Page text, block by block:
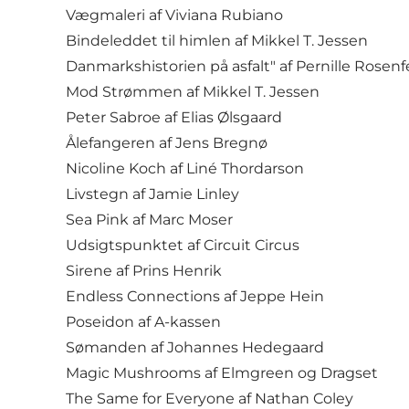
Vægmaleri af Viviana Rubiano
Bindeleddet til himlen af Mikkel T. Jessen
Danmarkshistorien på asfalt" af Pernille
Mod Strømmen af Mikkel T. Jessen
Peter Sabroe af Elias Ølsgaard
Ålefangeren af Jens Bregnø
Nicoline Koch af Liné Thordarson
Livstegn af Jamie Linley
Sea Pink af Marc Moser
Udsigtspunktet af Circuit Circus
Sirene af Prins Henrik
Endless Connections af Jeppe Hein
Poseidon af A-kassen
Sømanden af Johannes Hedegaard
Magic Mushrooms af Elmgreen og Dragset
The Same for Everyone af Nathan Coley